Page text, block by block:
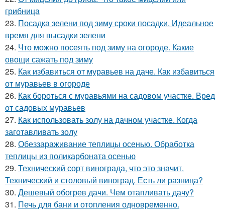
грибница
23. Посадка зелени под зиму сроки посадки. Идеальное
время для высадки зелени
24. Что можно посеять под зиму на огороде. Какие
овощи сажать под зиму
25. Как избавиться от муравьев на даче. Как избавиться
от муравьев в огороде
26. Как бороться с муравьями на садовом участке. Вред
от садовых муравьев
27. Как использовать золу на дачном участке. Когда
заготавливать золу
28. Обеззараживание теплицы осенью. Обработка
теплицы из поликарбоната осенью
29. Технический сорт винограда, что это значит.
Технический и столовый виноград. Есть ли разница?
30. Дешевый обогрев дачи. Чем отапливать дачу?
31. Печь для бани и отопления одновременно.